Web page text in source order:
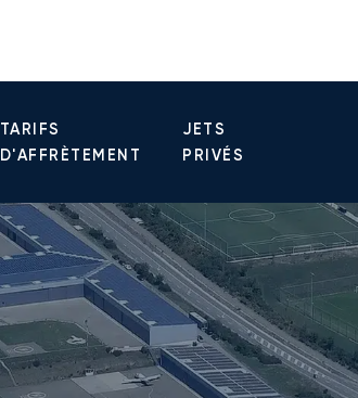
TARIFS
D'AFFRÈTEMENT
JETS
PRIVÉS